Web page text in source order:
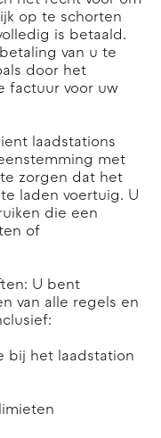
op te schorten
is betaald.
van u te
door het
factuur voor uw
laadstations
met
zorgen dat het
laden voertuig. U
die een
of
U bent
van alle regels en
bij het laadstation